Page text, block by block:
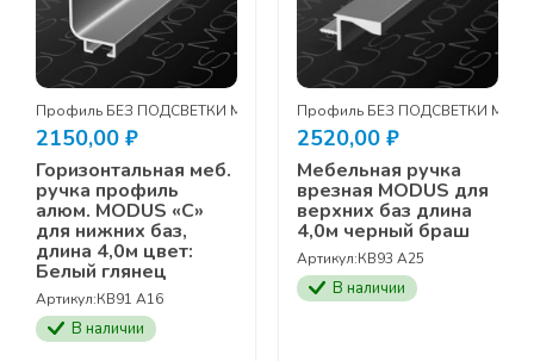
Профиль БЕЗ ПОДСВЕТКИ MODUS
2150,00 ₽
Горизонтальная меб.
ручка профиль
алюм. MODUS «С»
для нижних баз,
длина 4,0м цвет:
Белый глянец
Артикул:КВ91 А16
В наличии
Профиль БЕЗ ПОДСВЕТКИ
2520,00 ₽
Мебельная ручка
врезная MODUS для
верхних баз длина
4,0м черный браш
Артикул:КВ93 A25
В наличии